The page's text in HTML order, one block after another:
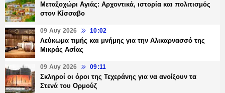
Μεταξοχώρι Αγιάς: Αρχοντικά, ιστορία και πολιτισμός
στον Κίσσαβο
09 Αυγ 2026 10:02
Λεύκωμα τιμής και μνήμης για την Αλικαρνασσό της
Μικράς Ασίας
09 Αυγ 2026 09:11
Σκληροί οι όροι της Τεχεράνης για να ανοίξουν τα
Στενά του Ορμούζ